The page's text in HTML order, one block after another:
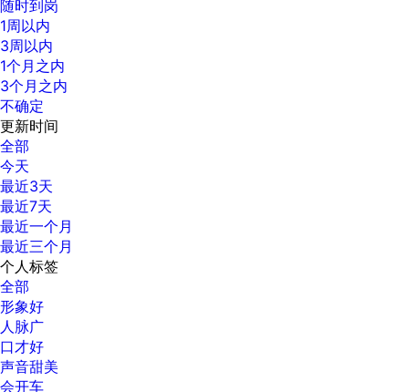
随时到岗
1周以内
3周以内
1个月之内
3个月之内
不确定
更新时间
全部
今天
最近3天
最近7天
最近一个月
最近三个月
个人标签
全部
形象好
人脉广
口才好
声音甜美
会开车